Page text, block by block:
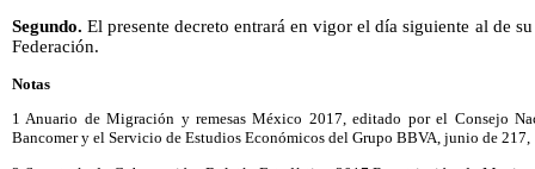
Segundo. El presente decreto entrará en vigor el día siguiente al de
Federación.
Notas
1 Anuario de Migración y remesas México 2017, editado por el Consejo
Bancomer y el Servicio de Estudios Económicos del Grupo BBVA, junio de 217,